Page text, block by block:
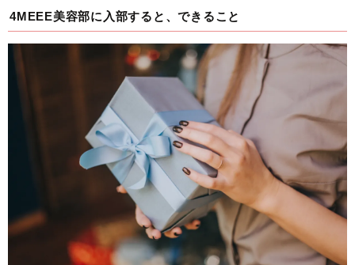
4MEEE美容部に入部すると、できること